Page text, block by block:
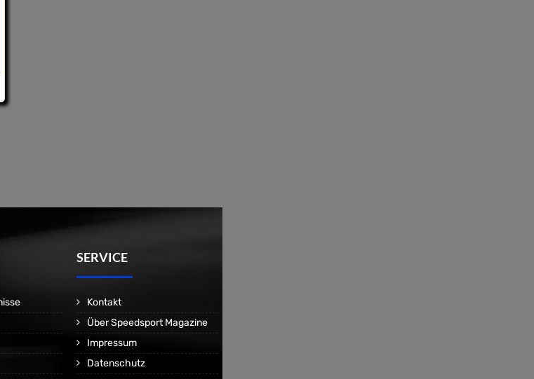
SERVICE
Kontakt
Über Speedsport Magazine
Impressum
Datenschutz